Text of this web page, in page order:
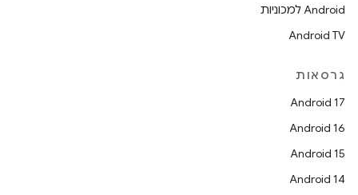
Android למכוניות
Android TV
גרסאות
Android 17
Android 16
Android 15
Android 14